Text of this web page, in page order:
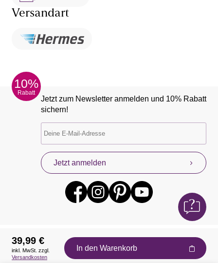
Versandart
10%
Rabatt
Jetzt zum Newsletter anmelden und 10% Rabatt
sichern!
Jetzt anmelden
Auszeichnungen
39,99 €
inkl. MwSt. zzgl.
Versandkosten
In den Warenkorb